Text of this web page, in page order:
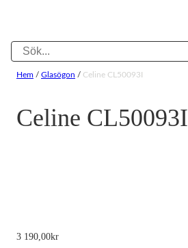
Hem / Glasögon / Celine CL50093I
Celine CL50093I
3 190,00kr